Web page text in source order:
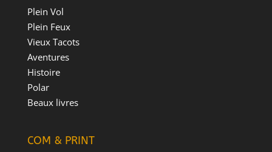
Plein Vol
Plein Feux
Vieux Tacots
Aventures
Histoire
Polar
Beaux livres
COM & PRINT